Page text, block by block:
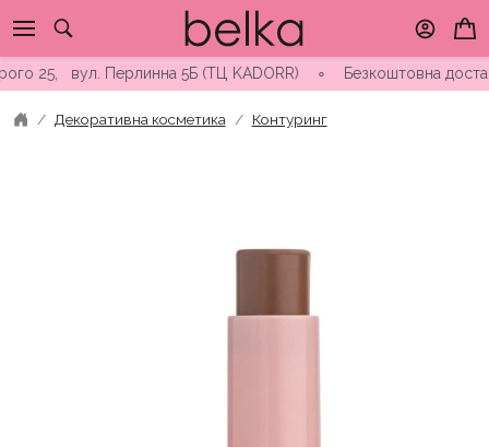
to
contentвул. Перлинна 5Б (ТЦ KADORR) ∘ Безкоштовна доставка
Декоративна косметика Контуринг